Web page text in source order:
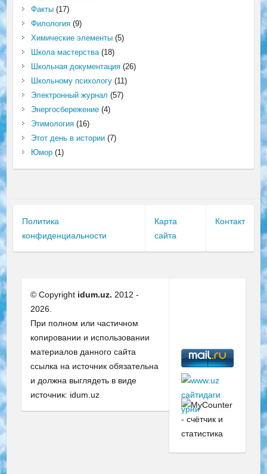
Факты(17)
Филология(9)
Химические элементы(5)
Школа мастерства(18)
Школьная документация(26)
Школьному психологу(11)
Электронный журнал (57)
Энергосбережение(4)
Этимология(16)
Этот день в истории(7)
Юмор(1)
Политика
конфиденциальности
Карта
сайта
Контакт
© Copyright idum.uz. 2012 -
2026.
При полном или частичном
копировании и использовании
материалов данного сайта
ссылка на источник обязательна
и должна выглядеть в виде
источник: idum.uz